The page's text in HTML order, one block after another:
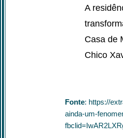
A
Casa de
Chico
Fonte: https://
ainda-um-